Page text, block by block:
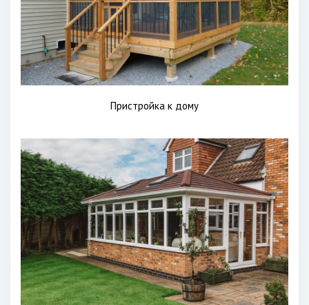
Пристройка к дому